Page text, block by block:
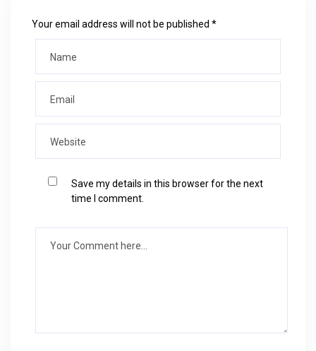
Your email address will not be published *
Save my details in this browser for the next
time I comment.